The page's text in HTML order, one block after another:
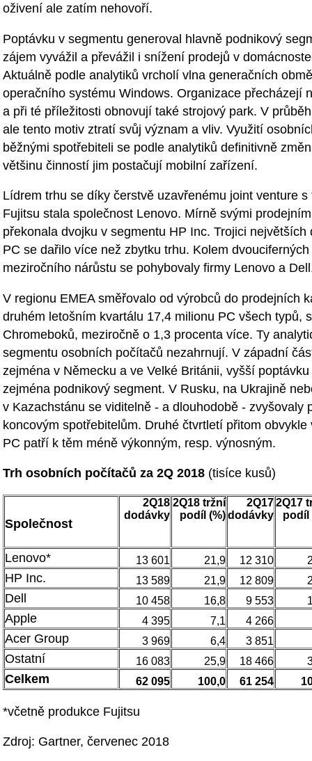
oživení ale zatím nehovoří.
Poptávku v segmentu generoval hlavně podnikový
zájem vyvážil a převážil i snížení prodejů v
Aktuálně podle analytiků vrcholí vlna generačních
operačního systému Windows. Organizace přecházejí
a při té příležitosti obnovují také strojový park. V
ale tento motiv ztratí svůj význam a vliv. Využití
běžnými spotřebiteli se podle analytiků definitivně
většinu činností jim postačují mobilní zařízení.
Lídrem trhu se díky čerstvě uzavřenému joint venture s
Fujitsu stala společnost Lenovo. Mírně svými
překonala dvojku v segmentu HP Inc. Trojici největších
PC se dařilo více než zbytku trhu. Kolem
meziročního nárůstu se pohybovaly firmy Lenovo a
V regionu EMEA směřovalo od výrobců do prodejních
druhém letošním kvartálu 17,4 milionu PC všech typů,
Chromeboků, meziročně o 1,3 procenta více. Ty
segmentu osobních počítačů nezahrnují. V západní
zejména v Německu a ve Velké Británii, vyšší
zejména podnikový segment. V Rusku, na Ukrajině
v Kazachstánu se viditelně - a dlouhodobě - zvyšovaly
koncovým spotřebitelům. Druhé čtvrtletí přitom obvykle
PC patří k těm méně výkonným, resp. výnosným.
Trh osobních počítačů za 2Q 2018 (tisíce kusů)
Společnost
2Q18
dodávky
2Q18 tržní
podíl (%)
2Q17
dodávky
2Q17
podíl
Lenovo* 13 601 21,9 12 310
HP Inc. 13 589 21,9 12 809
Dell 10 458 16,8 9 553
Apple 4 395 7,1 4 266
Acer Group 3 969 6,4 3 851
Ostatní 16 083 25,9 18 466
Celkem 62 095 100,0 61 254
*včetně produkce Fujitsu
Zdroj: Gartner, červenec 2018